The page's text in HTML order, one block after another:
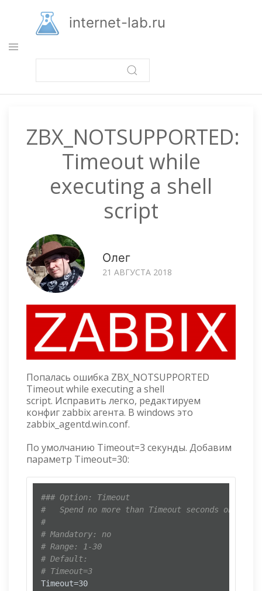
основному
содержанию
internet-lab.ru
ZBX_NOTSUPPORTED:
Timeout while
executing a shell
script
Олег
21 АВГУСТА 2018
Попалась ошибка ZBX_NOTSUPPORTED
Timeout while executing a shell
script. Исправить легко, редактируем
конфиг zabbix агента. В windows это
zabbix_agentd.win.conf.
По умолчанию Timeout=3 секунды. Добавим
параметр Timeout=30:
### Option: Timeout
#	Spend no more than Timeout seconds on
#
# Mandatory: no
# Range: 1-30
# Default:
# Timeout=3
Timeout=30